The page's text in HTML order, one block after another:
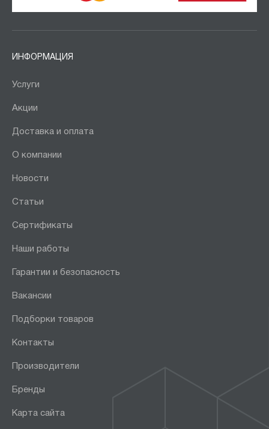
10530
10550
12250
430
600
640
ИНФОРМАЦИЯ
Услуги
Акции
Доставка и оплата
О компании
Новости
Статьи
Сертификаты
Наши работы
Гарантии и безопасность
Вакансии
Подборки товаров
Контакты
Производители
Бренды
Карта сайта